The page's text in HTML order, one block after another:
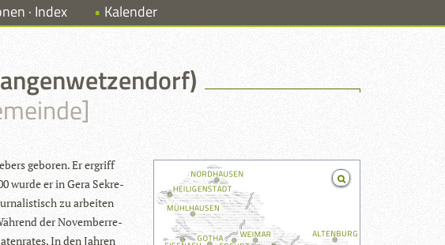
· Index Kalender
gebo­ren. Er ergriff
wurde er in Gera Sekre­
zu arbei­ten
der Novem­ber­re­
In den Jah­ren